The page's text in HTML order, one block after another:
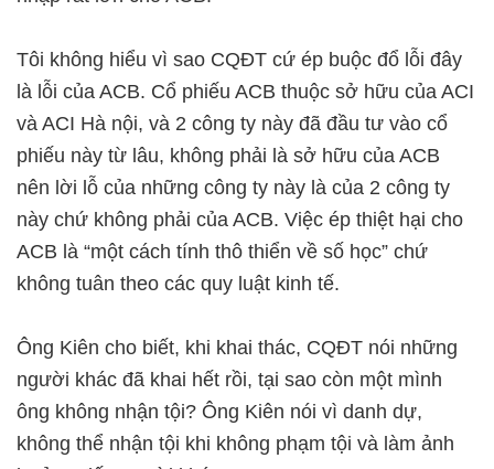
Tôi không hiểu vì sao CQĐT cứ ép buộc đổ lỗi đây
là lỗi của ACB. Cổ phiếu ACB thuộc sở hữu của ACI
và ACI Hà nội, và 2 công ty này đã đầu tư vào cổ
phiếu này từ lâu, không phải là sở hữu của ACB
nên lời lỗ của những công ty này là của 2 công ty
này chứ không phải của ACB. Việc ép thiệt hại cho
ACB là “một cách tính thô thiển về số học” chứ
không tuân theo các quy luật kinh tế.
Ông Kiên cho biết, khi khai thác, CQĐT nói những
người khác đã khai hết rồi, tại sao còn một mình
ông không nhận tội? Ông Kiên nói vì danh dự,
không thể nhận tội khi không phạm tội và làm ảnh